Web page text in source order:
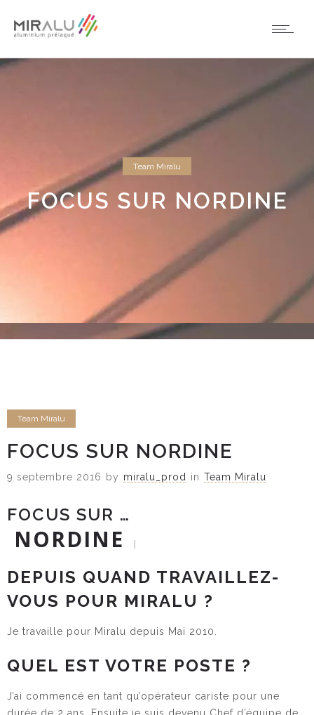
Team Miralu
FOCUS SUR NORDINE
Team Miralu
FOCUS SUR NORDINE
9 septembre 2016 by miralu_prod in Team Miralu
FOCUS SUR …
NORDINE
DEPUIS QUAND TRAVAILLEZ-
VOUS POUR MIRALU ?
Je travaille pour Miralu depuis Mai 2010.
QUEL EST VOTRE POSTE ?
J’ai commencé en tant qu’opérateur cariste pour une